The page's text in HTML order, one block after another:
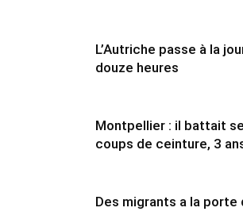
L’Autriche passe à la
douze heures
Montpellier : il battait
coups de ceinture, 3
Des migrants a la porte